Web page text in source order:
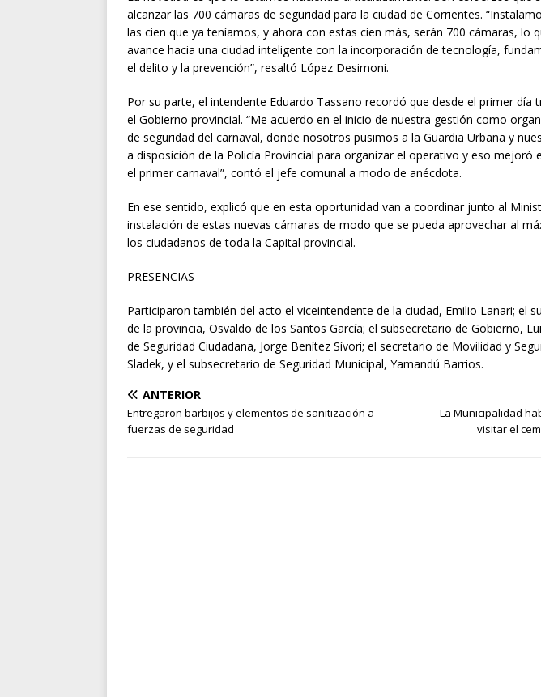
alcanzar las 700 cámaras de seguridad para la ciudad de Corrientes.
las cien que ya teníamos, y ahora con estas cien más, serán 700 cámaras, lo
avance hacia una ciudad inteligente con la incorporación de tecnología,
el delito y la prevención”, resaltó López Desimoni.
Por su parte, el intendente Eduardo Tassano recordó que desde el primer día
el Gobierno provincial. “Me acuerdo en el inicio de nuestra gestión como
de seguridad del carnaval, donde nosotros pusimos a la Guardia Urbana y
a disposición de la Policía Provincial para organizar el operativo y eso mejoró
el primer carnaval”, contó el jefe comunal a modo de anécdota.
En ese sentido, explicó que en esta oportunidad van a coordinar junto al
instalación de estas nuevas cámaras de modo que se pueda aprovechar al
los ciudadanos de toda la Capital provincial.
PRESENCIAS
Participaron también del acto el viceintendente de la ciudad, Emilio Lanari; el
de la provincia, Osvaldo de los Santos García; el subsecretario de Gobierno,
de Seguridad Ciudadana, Jorge Benítez Sívori; el secretario de Movilidad y
Sladek, y el subsecretario de Seguridad Municipal, Yamandú Barrios.
ANTERIOR
Entregaron barbijos y elementos de sanitización a
fuerzas de seguridad
La Municipalidad
visitar el